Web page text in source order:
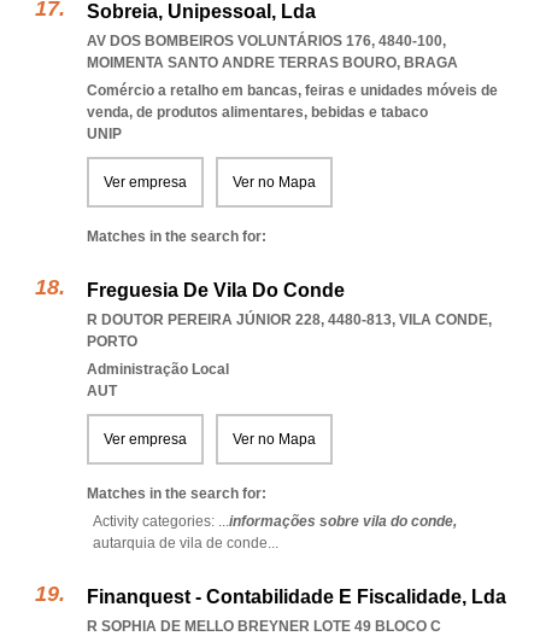
Sobreia, Unipessoal, Lda
AV DOS BOMBEIROS VOLUNTÁRIOS 176, 4840-100,
MOIMENTA SANTO ANDRE TERRAS BOURO, BRAGA
Comércio a retalho em bancas, feiras e unidades móveis de
venda, de produtos alimentares, bebidas e tabaco
UNIP
Ver empresa Ver no Mapa
Matches in the search for:
Freguesia De Vila Do Conde
R DOUTOR PEREIRA JÚNIOR 228, 4480-813, VILA CONDE,
PORTO
Administração Local
AUT
Ver empresa Ver no Mapa
Matches in the search for:
Activity categories: ...informações sobre vila do conde,
autarquia de vila de conde...
Finanquest - Contabilidade E Fiscalidade, Lda
R SOPHIA DE MELLO BREYNER LOTE 49 BLOCO C